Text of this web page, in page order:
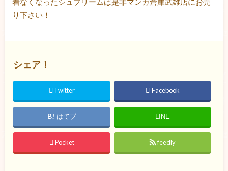
り下さい！
シェア！
Twitter Facebook
はてブ LINE
Pocket feedly